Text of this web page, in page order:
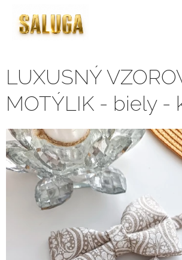
LUXUSNÝ
MOTÝLIK - biely -